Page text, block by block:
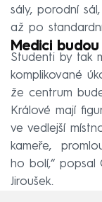
sály, porodní
až po
Medici
Studenti by tak
komplikované
že centrum
Králové mají
ve vedlejší
kameře,
ho bolí,“ popsal
Jiroušek.